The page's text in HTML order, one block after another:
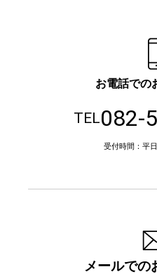
お電話での
TEL082-
受付時間：平
メールでの